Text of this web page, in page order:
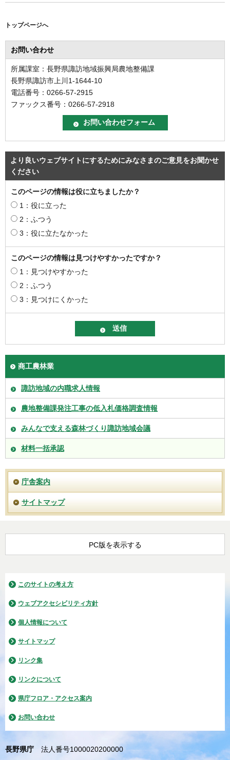
トップページへ
お問い合わせ
所属課室：長野県諏訪地域振興局農地整備課
長野県諏訪市上川1-1644-10
電話番号：0266-57-2915
ファックス番号：0266-57-2918
より良いウェブサイトにするためにみなさまのご意見をお聞かせ
ください
このページの情報は役に立ちましたか？
1：役に立った
2：ふつう
3：役に立たなかった
このページの情報は見つけやすかったですか？
1：見つけやすかった
2：ふつう
3：見つけにくかった
商工農林業
諏訪地域の内職求人情報
農地整備課発注工事の低入札価格調査情報
みんなで支える森林づくり諏訪地域会議
材料一括承認
庁舎案内
サイトマップ
PC版を表示する
このサイトの考え方
ウェブアクセシビリティ方針
個人情報について
サイトマップ
リンク集
リンクについて
県庁フロア・アクセス案内
お問い合わせ
長野県庁
法人番号1000020200000